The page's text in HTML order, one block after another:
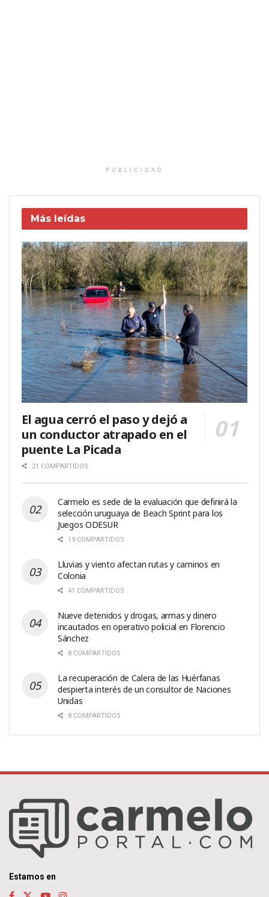
PUBLICIDAD
Más leídas
El agua cerró el paso y dejó a
un conductor atrapado en el
puente La Picada
21 COMPARTIDOS
Carmelo es sede de la evaluación que definirá la
selección uruguaya de Beach Sprint para los
Juegos ODESUR
19 COMPARTIDOS
Lluvias y viento afectan rutas y caminos en
Colonia
41 COMPARTIDOS
Nueve detenidos y drogas, armas y dinero
incautados en operativo policial en Florencio
Sánchez
8 COMPARTIDOS
La recuperación de Calera de las Huérfanas
despierta interés de un consultor de Naciones
Unidas
8 COMPARTIDOS
Estamos en